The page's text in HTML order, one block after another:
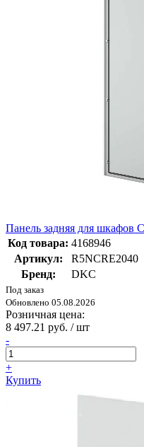
Панель задняя для
Код товара: 4168946
Артикул:
R5NCRE2040
Бренд:
DKC
Под заказ
Обновлено 05.08.2026
Розничная цена:
8 497.21 руб. / шт
-
+
Купить